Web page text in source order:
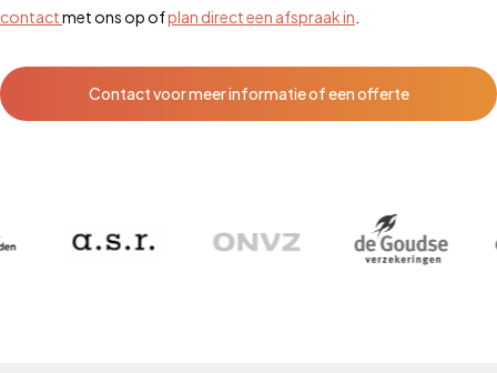
contactmet ons op ofplan direct een afspraak in
Contact voor meer informatie of een offerte